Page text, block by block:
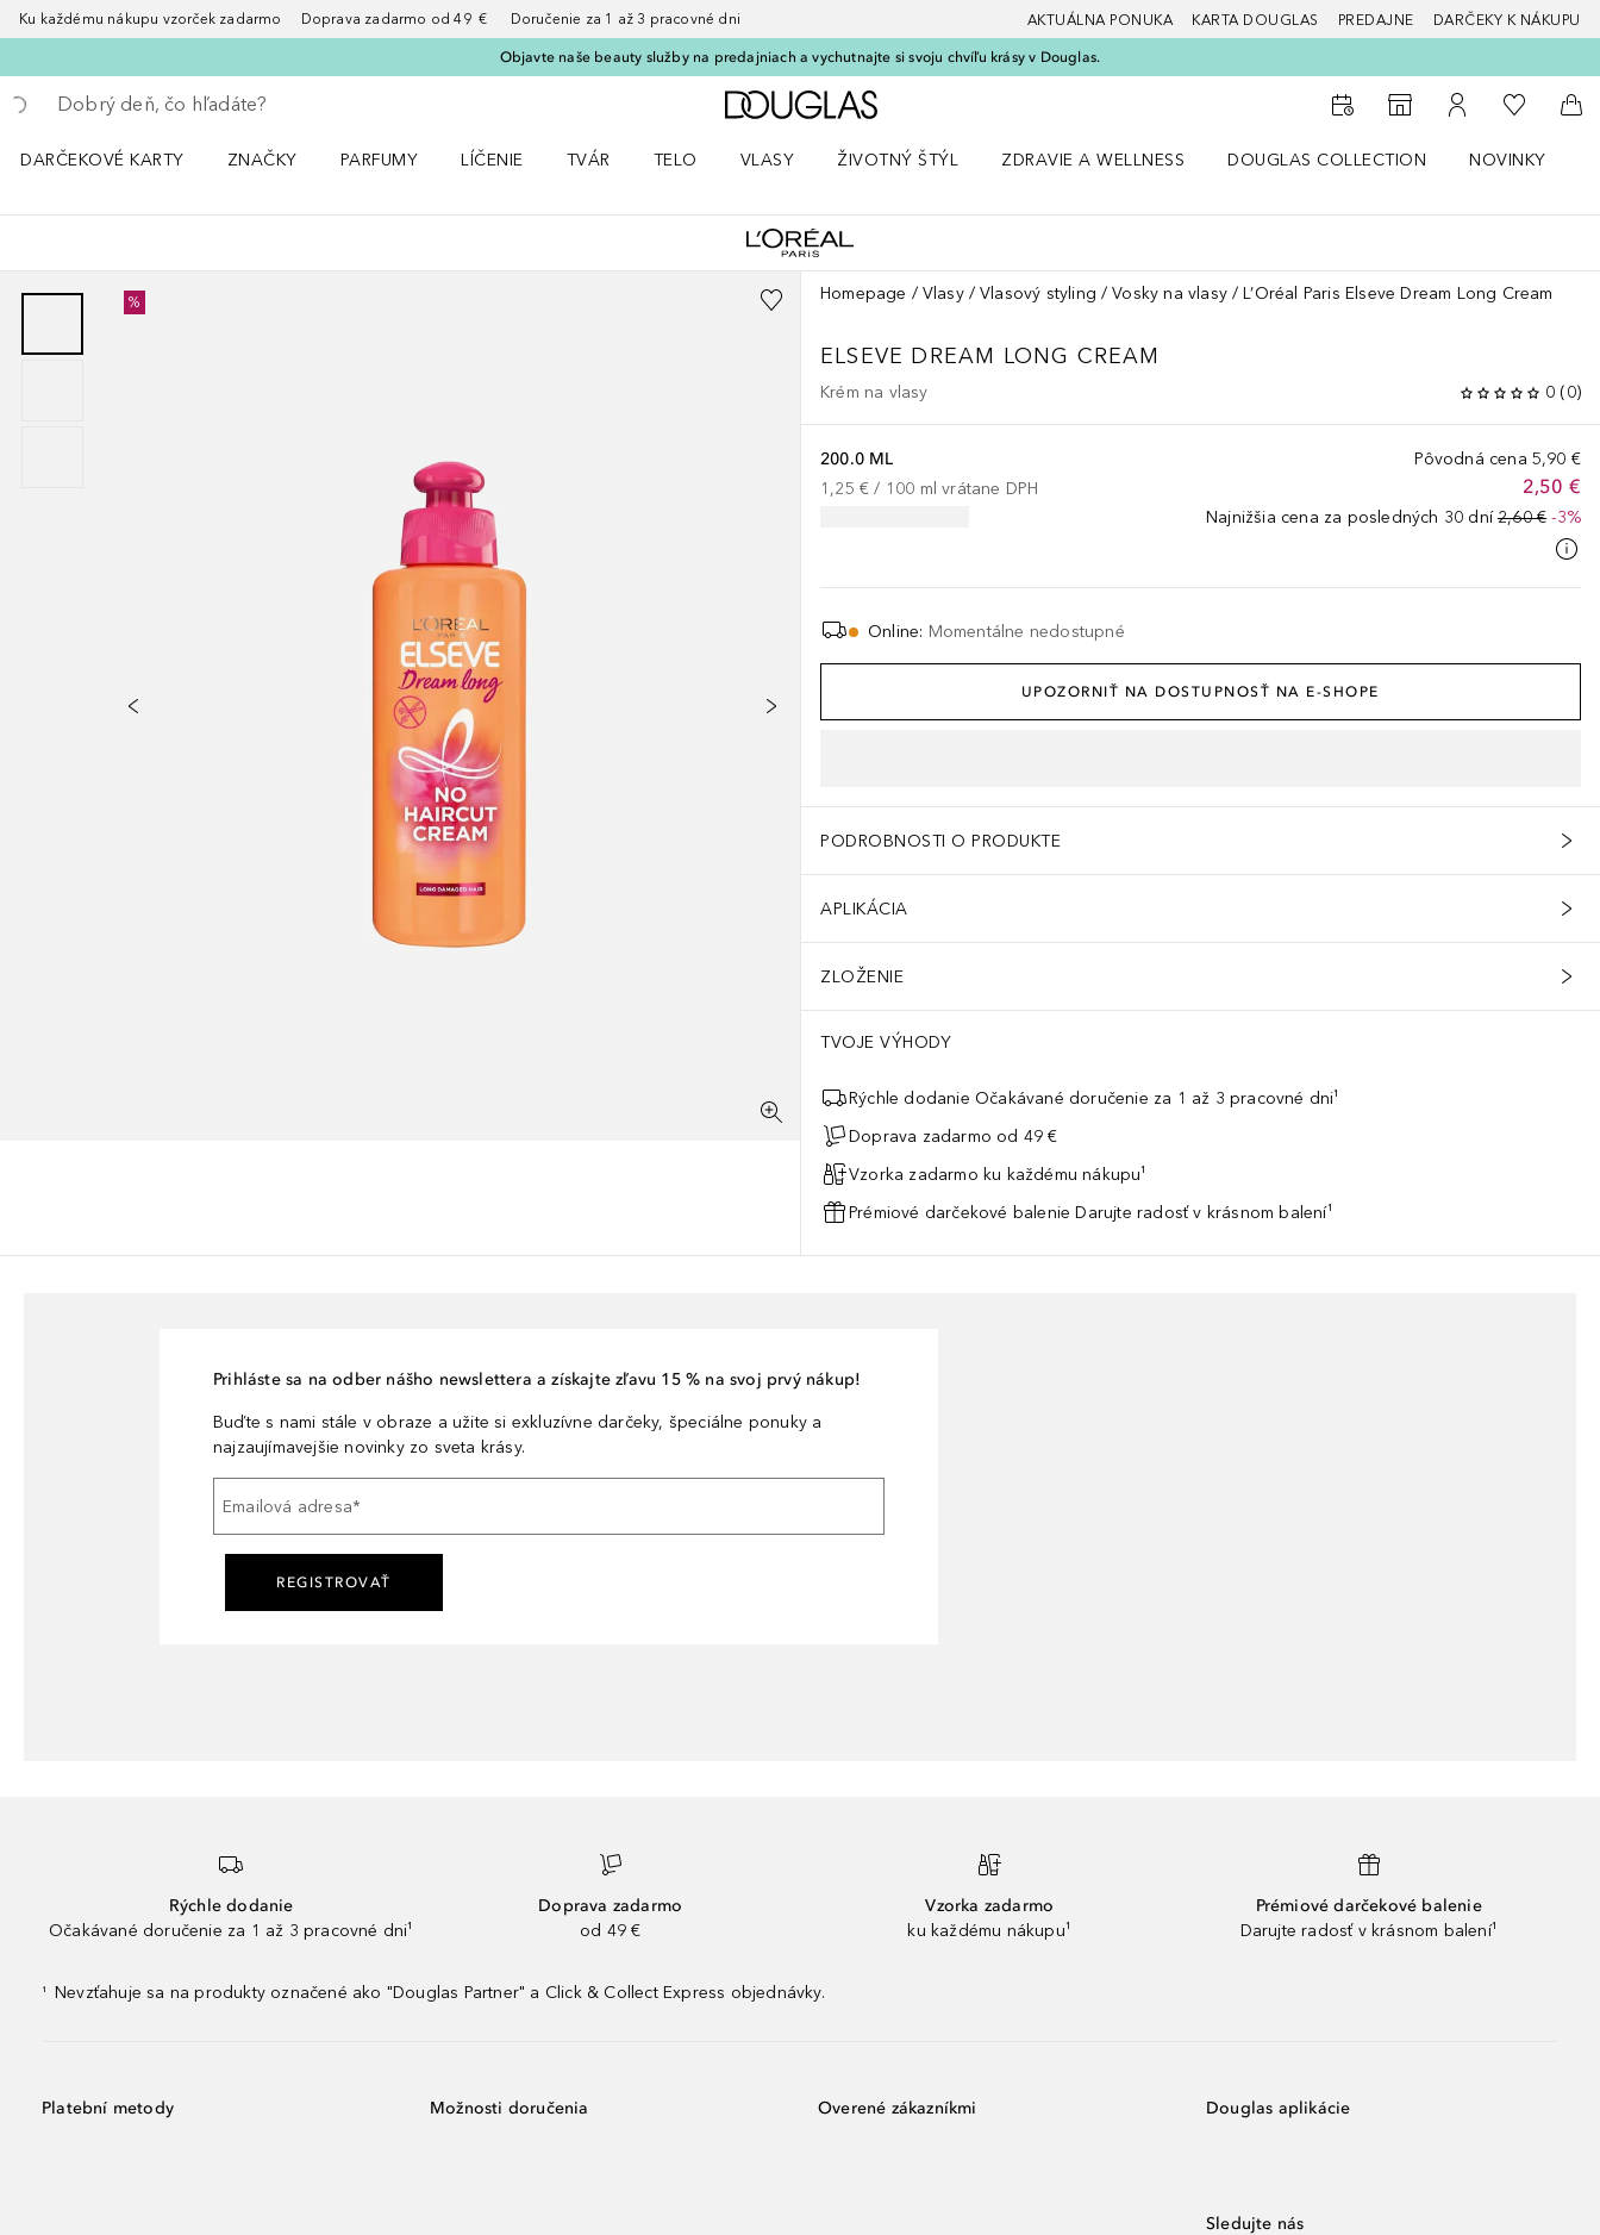
Ku každému nákupu vzorček zadarmo Doprava zadarmo od 49 € Doručenie za 1 až 3 pracovné dni AKTUÁLNA PONUKA KARTA DOUGLAS PREDAJNE DARČEKY K NÁKUPU
Objavte naše beauty služby na predajniach a vychutnajte si svoju chvíľu krásy v Douglas.
Choď späť
Vykonajte vyhľadávanie
Domov
Do vyhľadávača predajní
Do môjho účtu
Do môjho
Do
DARČEKOVÉ KARTY
ZNAČKY
PARFUMY
LÍČENIE
TVÁR
TELO
VLASY
ŽIVOTNÝ ŠTÝL
ZDRAVIE A WELLNESS
DOUGLAS COLLECTION
NOVINKY
% Homepage Vlasy Vlasový styling Vosky na vlasy L’Oréal Paris Elseve Dream Long Cream
ELSEVE DREAM LONG CREAM
Krém na vlasy 0 (0)
Pôvodná cena 5,90 €
2,50 €
Najnižšia cena za posledných 30 dní 2,60 €-3%
200.0 ML
1,25 € / 100 ml vrátane DPH
Online: Momentálne nedostupné
UPOZORNIŤ NA DOSTUPNOSŤ NA E-SHOPE
PODROBNOSTI O PRODUKTE
APLIKÁCIA
ZLOŽENIE
TVOJE VÝHODY
Rýchle dodanie Očakávané doručenie za 1 až 3 pracovné dni¹
Doprava zadarmo od 49 €
Vzorka zadarmo ku každému nákupu¹
Prémiové darčekové balenie Darujte radosť v krásnom balení¹
Prihláste sa na odber nášho newslettera a získajte zľavu 15 % na svoj prvý nákup!
Buďte s nami stále v obraze a užite si exkluzívne darčeky, špeciálne ponuky a
najzaujímavejšie novinky zo sveta krásy.
Emailová adresa*
REGISTROVAŤ
Rýchle dodanie
Očakávané doručenie za 1 až 3 pracovné dni¹
Doprava zadarmo
od 49 €
Vzorka zadarmo
ku každému nákupu¹
Prémiové darčekové balenie
Darujte radosť v krásnom balení¹
¹ Nevzťahuje sa na produkty označené ako "Douglas Partner" a Click & Collect Express objednávky.
Platební metody Možnosti doručenia Overené zákazníkmi Douglas aplikácie
Sledujte nás